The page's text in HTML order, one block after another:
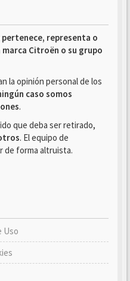
pertenece, representa o
Citroën o su grupo
la opinión personal de los
caso somos
.
que deba ser retirado,
. El equipo de
de forma altruista.
Uso